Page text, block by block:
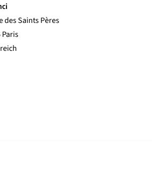
des Saints Pères
Paris